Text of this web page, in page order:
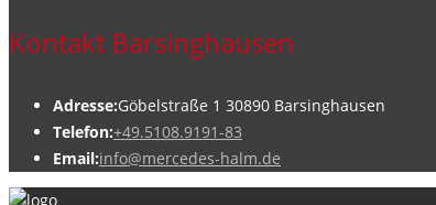
Kontakt Barsinghausen
Adresse:Göbelstraße 1 30890 Barsinghausen
Telefon:+49.5108.9191-83
Email:info@mercedes-halm.de